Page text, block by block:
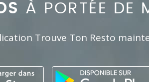
À PORTÉE DE
Trouve Ton Resto